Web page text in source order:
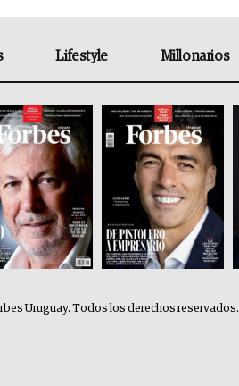
Lifestyle Millonarios
Uruguay. Todos los derechos reservados.